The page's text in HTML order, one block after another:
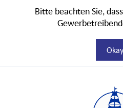
Bitte beachten Sie,
Okay